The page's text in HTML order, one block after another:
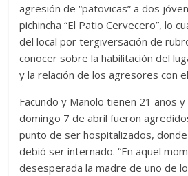
agresión de “patovicas” a dos
pichincha “El Patio Cervecero”, lo
del local por tergiversación de
conocer sobre la habilitación del
y la relación de los agresores con
Facundo y Manolo tienen 21 años
domingo 7 de abril fueron
punto de ser hospitalizados,
debió ser internado. “En aquel
desesperada la madre de uno de